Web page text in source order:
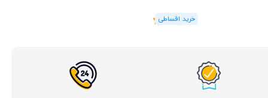
(1رای)
5